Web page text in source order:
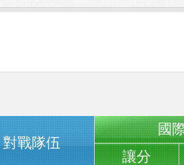
對戰隊伍
國
讓分